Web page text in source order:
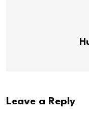
Leave a Reply